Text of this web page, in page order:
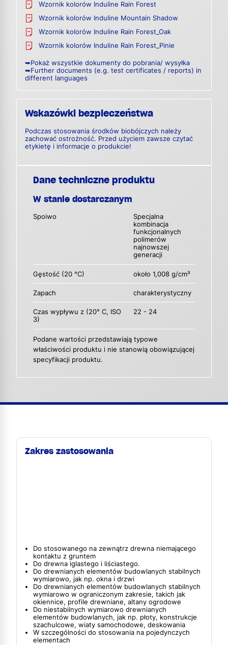
Wzornik kolorów Induline Rain Forest
Wzornik kolorów Induline Mountain Shadow
Wzornik kolorów Induline Rain Forest_Oak
Wzornik kolorów Induline Rain Forest_Pinie
➥Pokaż wszystkie dokumenty do pobrania/ wysyłka
➥Further documents (e.g. test certificates / reports) in
different languages
Wskazówki bezpieczeństwa
Podczas stosowania środków biobójczych należy
zachować ostrożność. Przed użyciem zawsze czytać
etykietę i informacje o produkcie!
Dane techniczne produktu
W stanie dostarczanym
Spoiwo
Specjalna
kombinacja
funkcjonalnych
polimerów
najnowszej
generacji
Gęstość (20 °C) około 1,008 g/cm³
Zapach charakterystyczny
Czas wypływu z (20° C, ISO
3)
22 - 24
Podane wartości przedstawiają typowe
właściwości produktu i nie stanowią obowiązującej
specyfikacji produktu.
Zakres zastosowania
Do stosowanego na zewnątrz drewna niemającego
kontaktu z gruntem
Do drewna iglastego i liściastego.
Do drewnianych elementów budowlanych stabilnych
wymiarowo, jak np. okna i drzwi
Do drewnianych elementów budowlanych stabilnych
wymiarowo w ograniczonym zakresie, takich jak
okiennice, profile drewniane, altany ogrodowe
Do niestabilnych wymiarowo drewnianych
elementów budowlanych, jak np. płoty, konstrukcje
szachulcowe, wiaty samochodowe, deskowania
W szczególności do stosowania na pojedynczych
elementach